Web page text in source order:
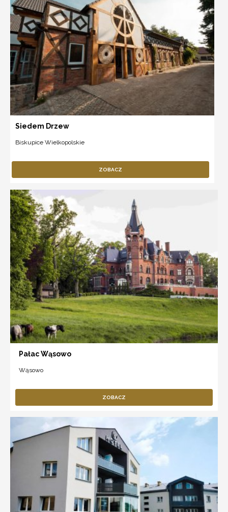
Siedem Drzew
Biskupice Wielkopolskie
ZOBACZ
Pałac Wąsowo
Wąsowo
ZOBACZ